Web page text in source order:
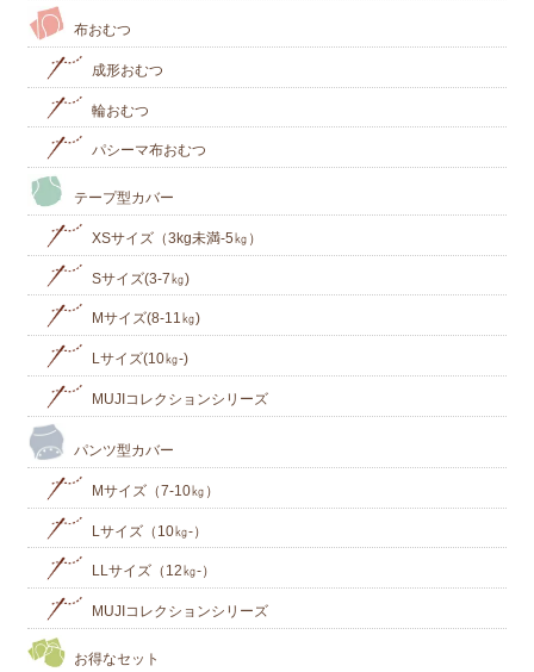
布おむつ
成形おむつ
輪おむつ
パシーマ布おむつ
テープ型カバー
XSサイズ（3kg未満-5㎏）
Sサイズ(3-7㎏)
Mサイズ(8-11㎏)
Lサイズ(10㎏‐)
MUJIコレクションシリーズ
パンツ型カバー
Mサイズ（7-10㎏）
Lサイズ（10㎏-）
LLサイズ（12㎏-）
MUJIコレクションシリーズ
お得なセット